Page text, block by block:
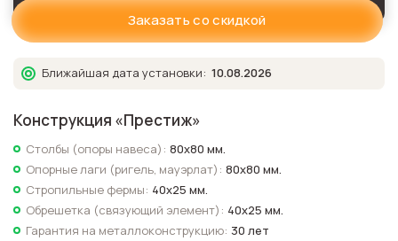
Заказать со скидкой
Ближайшая дата установки: 10.08.2026
Конструкция «Престиж»
Столбы (опоры навеса): 80х80 мм.
Опорные лаги (ригель, мауэрлат): 80х80 мм.
Стропильные фермы: 40х25 мм.
Обрешетка (связующий элемент): 40х25 мм.
Гарантия на металлоконструкцию: 30 лет